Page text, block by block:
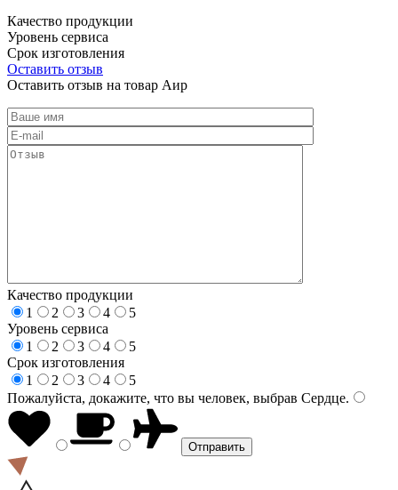
Качество продукции
Уровень сервиса
Срок изготовления
Оставить отзыв
Оставить отзыв на товар Аир
Качество продукции
1
2 3 4
5
Уровень сервиса
1
2 3 4
5
Срок изготовления
1
2 3 4
5
Пожалуйста, докажите, что вы человек, выбрав Сердце.